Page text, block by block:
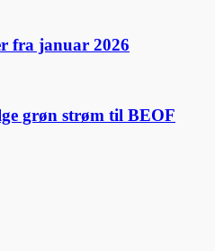
fra januar 2026
grøn strøm til BEOF